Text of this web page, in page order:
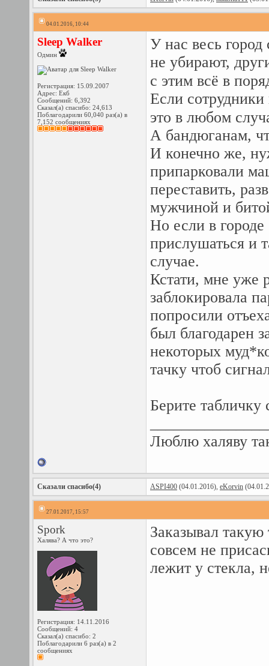
04.01.2016, 10:44
Sleep Walker
Одмин
Регистрация: 15.09.2007
Адрес: Екб
Сообщений: 6,392
Сказал(а) спасибо: 24,613
Поблагодарили 60,040 раз(а) в
7,152 сообщениях
У нас весь
не убирают,
с этим всё в
Если сотрудники
это в любом
А бандюганам,
И конечно же,
припарковали
переставить,
мужчиной и
Но если в городе
прислушаться и
случае.
Кстати, мне уже
заблокировала
попросили
был благодарен
некоторых
тачку чтоб
Берите табличку
Люблю халяву
Сказали спасибо(4) ASPI400 (04.01.2016), eKorvin
27.01.2017, 15:57
Spork
Халява? А что это?
Регистрация: 14.11.2016
Сообщений: 4
Сказал(а) спасибо: 2
Поблагодарили 6 раз(а) в 2
сообщениях
Заказывал
совсем не
лежит у стекла,